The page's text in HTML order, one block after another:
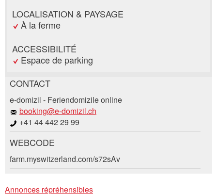
LOCALISATION & PAYSAGE
À la ferme
ACCESSIBILITÉ
Espace de parking
Annonces répréhensibles
Vos commentaires sont grandement appréciés!
Commentaires généraux
Cette annonce n'est plus valable
Recommander l'annonce
Recommandez cette annonce à des amis.
CONTACT
e-domizil - Feriendomizile online
booking@e-domizil.ch
+41 44 442 29 99
Demande de réservation
contact pour cette annonce .
WEBCODE
farm.myswitzerland.com/s72sAv
Annonces répréhensibles